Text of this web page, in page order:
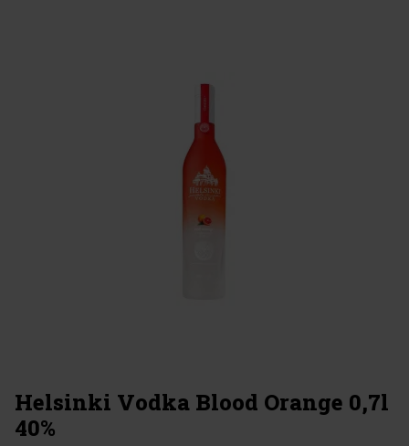
Helsinki Vodka Blood Orange 0,7l
40%